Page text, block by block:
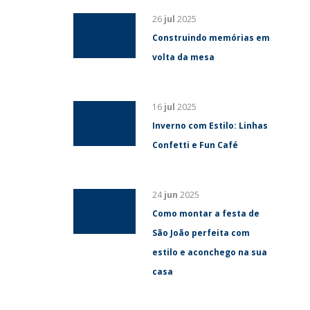
26 jul 2025
Construindo memórias em
volta da mesa
16 jul 2025
Inverno com Estilo: Linhas
Confetti e Fun Café
24jun 2025
Como montar a festa de
São João perfeita com
estilo e aconchego na sua
casa